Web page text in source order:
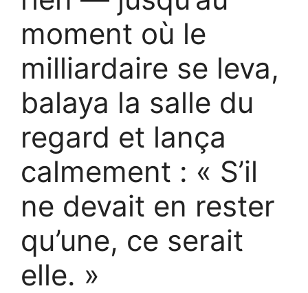
moment où le
milliardaire se leva,
balaya la salle du
regard et lança
calmement : « S’il
ne devait en rester
qu’une, ce serait
elle. »